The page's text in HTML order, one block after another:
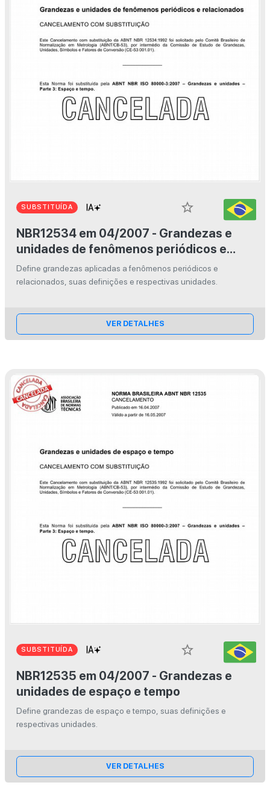
SUBSTITUÍDA
star_border
NBR12534 em 04/2007 - Grandezas e
unidades de fenômenos periódicos e
relacionados
Define grandezas aplicadas a fenômenos periódicos e
relacionados, suas definições e respectivas unidades.
VER DETALHES
SUBSTITUÍDA
star_border
NBR12535 em 04/2007 - Grandezas e
unidades de espaço e tempo
Define grandezas de espaço e tempo, suas definições e
respectivas unidades.
VER DETALHES